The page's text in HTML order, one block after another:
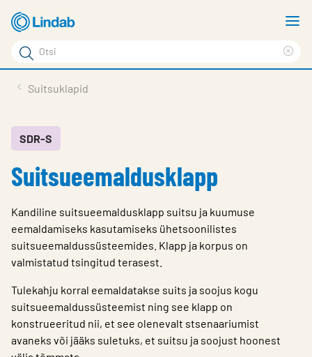
Mine
põhisisu
juurde
Otsi
Otsi
Meist
Kontaktid
Choose languge
Estonia
Suitsuklapid
SDR-S
Suitsueemaldusklapp
Kandiline suitsueemaldusklapp suitsu ja kuumuse
eemaldamiseks kasutamiseks ühetsoonilistes
suitsueemaldussüsteemides. Klapp ja korpus on
valmistatud tsingitud terasest.
Tulekahju korral eemaldatakse suits ja soojus kogu
suitsueemaldussüsteemist ning see klapp on
konstrueeritud nii, et see olenevalt stsenaariumist
avaneks või jääks suletuks, et suitsu ja soojust hoonest